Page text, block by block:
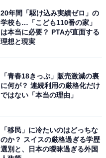
20年間「駆け込み実績ゼロ」の
学校も…「こども110番の家」
は本当に必要？ PTAが直面する
理想と現実
「青春18きっぷ」販売激減の裏
に何が？ 連続利用の厳格化だけ
ではない「本当の理由」
「移民」に冷たいのはどっちな
のか？ スイスの厳格過ぎる学歴
選別と、日本の曖昧過ぎる外国